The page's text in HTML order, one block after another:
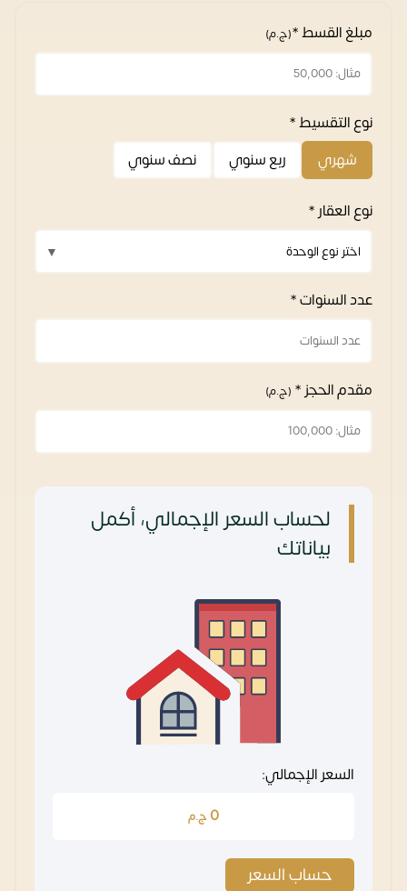
مبلغ القسط *(ج.م)
نوع التقسيط *
شهري
ربع سنوي نصف سنوي
نوع العقار *
عدد السنوات *
مقدم الحجز * (ج.م)
لحساب السعر الإجمالي، أكمل
بياناتك
السعر الإجمالي:
0 ج.م
حساب السعر